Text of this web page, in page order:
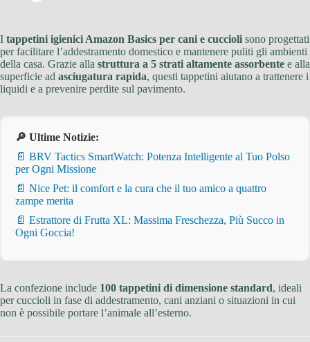
I tappetini igienici Amazon Basics per cani e cuccioli sono progettati
per facilitare l’addestramento domestico e mantenere puliti gli ambienti
della casa. Grazie alla struttura a 5 strati altamente assorbente e alla
superficie ad asciugatura rapida, questi tappetini aiutano a trattenere i
liquidi e a prevenire perdite sul pavimento.
🔎 Ultime Notizie:
📄 BRV Tactics SmartWatch: Potenza Intelligente al Tuo Polso
per Ogni Missione
📄 Nice Pet: il comfort e la cura che il tuo amico a quattro
zampe merita
📄 Estrattore di Frutta XL: Massima Freschezza, Più Succo in
Ogni Goccia!
La confezione include 100 tappetini di dimensione standard, ideali
per cuccioli in fase di addestramento, cani anziani o situazioni in cui
non è possibile portare l’animale all’esterno.